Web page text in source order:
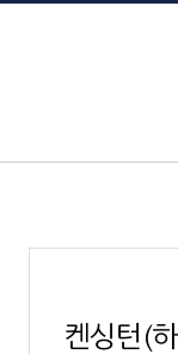
켄싱턴(